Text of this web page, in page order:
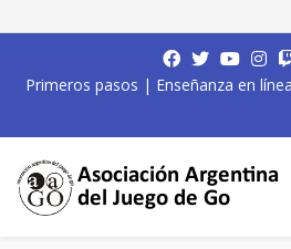
Primeros pasos | Enseñanza en línea